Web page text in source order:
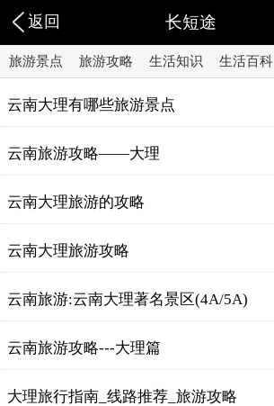
返回 长短途
旅游景点 旅游攻略 生活知识 生活百科
云南大理有哪些旅游景点
云南旅游攻略——大理
云南大理旅游的攻略
云南大理旅游攻略
云南旅游:云南大理著名景区(4A/5A)
云南旅游攻略---大理篇
大理旅行指南_线路推荐_旅游攻略